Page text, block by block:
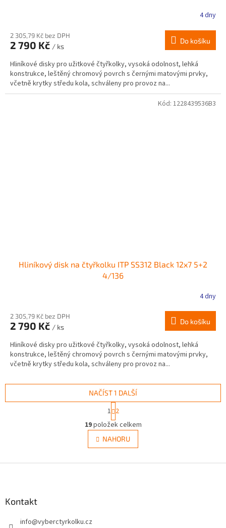
4 dny
2 305,79 Kč bez DPH
2 790 Kč / ks
Do košíku
Hliníkové disky pro užitkové čtyřkolky, vysoká odolnost, lehká
konstrukce, leštěný chromový povrch s černými matovými prvky,
včetně krytky středu kola, schváleny pro provoz na...
Hliníkový disk na čtyřkolku ITP SS312 Black 12x7 5+2
4/136
4 dny
2 305,79 Kč bez DPH
2 790 Kč / ks
Do košíku
Hliníkové disky pro užitkové čtyřkolky, vysoká odolnost, lehká
konstrukce, leštěný chromový povrch s černými matovými prvky,
včetně krytky středu kola, schváleny pro provoz na...
Kód: 1228439536B3
O
v
l
á
NAČÍST 1 DALŠÍ
t
r
á
n
k
v
1 2
19položek celkem
NAHORU
Kontakt
info@vyberctyrkolku.cz